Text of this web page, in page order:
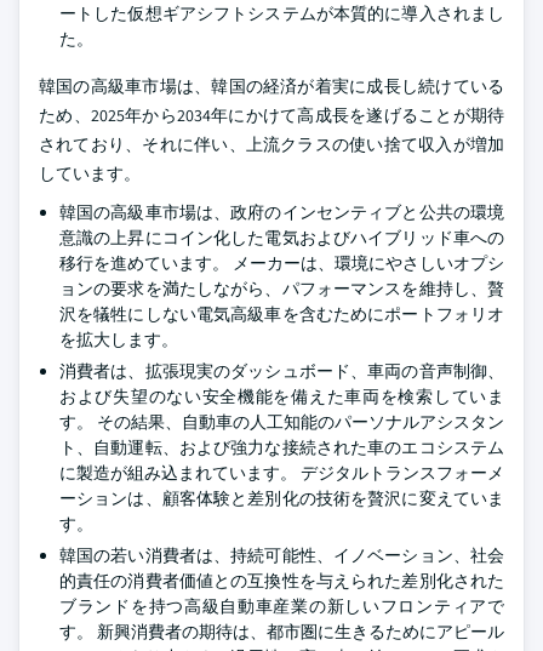
ートした仮想ギアシフトシステムが本質的に導入されまし
た。
韓国の高級車市場は、韓国の経済が着実に成長し続けている
ため、2025年から2034年にかけて高成長を遂げることが期待
されており、それに伴い、上流クラスの使い捨て収入が増加
しています。
韓国の高級車市場は、政府のインセンティブと公共の環境
意識の上昇にコイン化した電気およびハイブリッド車への
移行を進めています。 メーカーは、環境にやさしいオプシ
ョンの要求を満たしながら、パフォーマンスを維持し、贅
沢を犠牲にしない電気高級車を含むためにポートフォリオ
を拡大します。
消費者は、拡張現実のダッシュボード、車両の音声制御、
および失望のない安全機能を備えた車両を検索していま
す。 その結果、自動車の人工知能のパーソナルアシスタン
ト、自動運転、および強力な接続された車のエコシステム
に製造が組み込まれています。 デジタルトランスフォーメ
ーションは、顧客体験と差別化の技術を贅沢に変えていま
す。
韓国の若い消費者は、持続可能性、イノベーション、社会
的責任の消費者価値との互換性を与えられた差別化された
ブランドを持つ高級自動車産業の新しいフロンティアで
す。 新興消費者の期待は、都市圏に生きるためにアピール